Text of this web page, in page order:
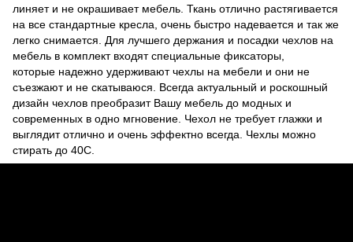
линяет и не окрашивает мебель. Ткань отлично растягивается
на все стандартные кресла, очень быстро надевается и так же
легко снимается. Для лучшего держания и посадки чехлов на
мебель в комплект входят специальные фиксаторы,
которые надежно удерживают чехлы на мебели и они не
съезжают и не скатываюся. Всегда актуальный и роскошный
дизайн чехлов преобразит Вашу мебель до модных и
современных в одно мгновение. Чехол не требует глажки и
выглядит отлично и очень эффектно всегда. Чехлы можно
стирать до 40С.